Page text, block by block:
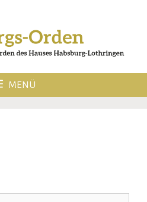
MENÜ